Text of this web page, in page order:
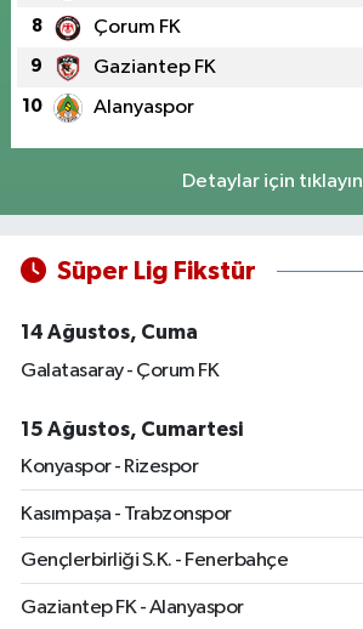
8 Çorum FK
9 Gaziantep FK
10 Alanyaspor
Detaylar için tıklayın
Süper Lig Fikstür
14 Ağustos, Cuma
Galatasaray - Çorum FK
15 Ağustos, Cumartesi
Konyaspor - Rizespor
Kasımpaşa - Trabzonspor
Gençlerbirliği S.K. - Fenerbahçe
Gaziantep FK - Alanyaspor